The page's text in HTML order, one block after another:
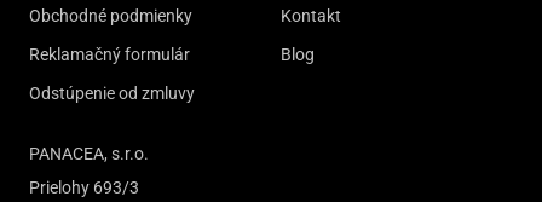
Obchodné podmienky
Reklamačný formulár
Odstúpenie od zmluvy
Kontakt
Blog
PANACEA, s.r.o.
Prielohy 693/3